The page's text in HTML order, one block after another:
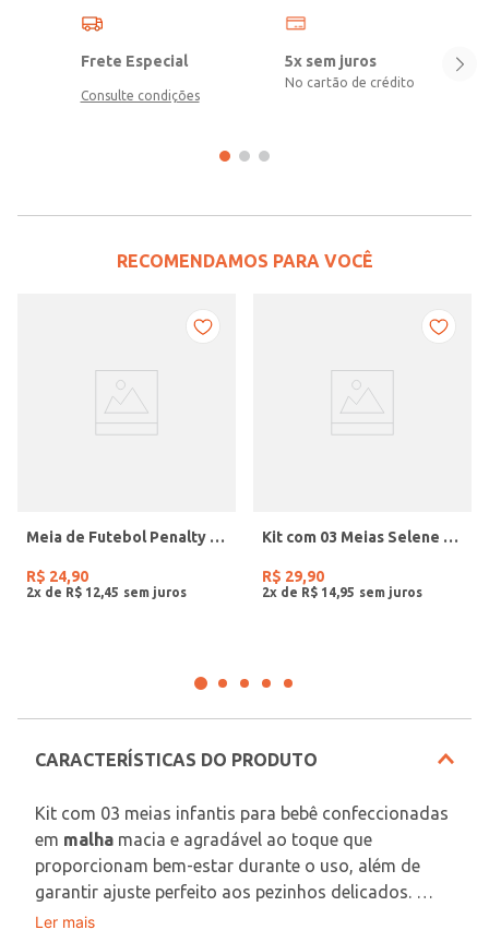
Frete Especial
Consulte condições
5x sem juros
No cartão de crédito
RECOMENDAMOS PARA VOCÊ
Meia de Futebol Penalty Juvenil Para Menino - BRANCO
R$ 24,90
2x de R$ 12 45
Kit com 03 Meias Selene Juvenil para Menina - BRANCO/BEGE/ROSA
R$ 29,90
2x de R$ 14 95
CARACTERÍSTICAS DO PRODUTO
Kit com 03 meias infantis para bebê confeccionadas
em malha macia e agradável ao toque que
proporcionam bem-estar durante o uso, além de
garantir ajuste perfeito aos pezinhos delicados.
Duas delas tem estampa da turma da mônica baby
Contém: 03 Pares de Meias
Ler mais